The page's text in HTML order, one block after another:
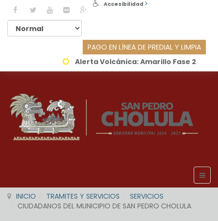
Accesibilidad
PAGO EN LÍNEA DE PREDIAL Y LIMPIA
Alerta Volcánica:Amarillo Fase 2
INICIO TRAMITES Y SERVICIOS
SERVICIOS
CIUDADANOS DEL MUNICIPIO DE SAN PEDRO CHOLULA